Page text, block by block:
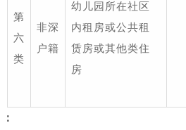
第
六
类
非深
户籍
幼儿园所在社区
内租房或公共租
赁房或其他类住
房